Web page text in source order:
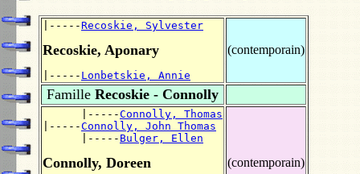
|-----Recoskie, Sylvester
Recoskie, Aponary
|----- Lonbetskie, Annie
(contemporain)
Famille Recoskie - Connolly
      |-----
Connolly, Thomas
|-----Connolly, John Thomas
      |-----
Bulger, Ellen
Connolly, Doreen (contemporain)